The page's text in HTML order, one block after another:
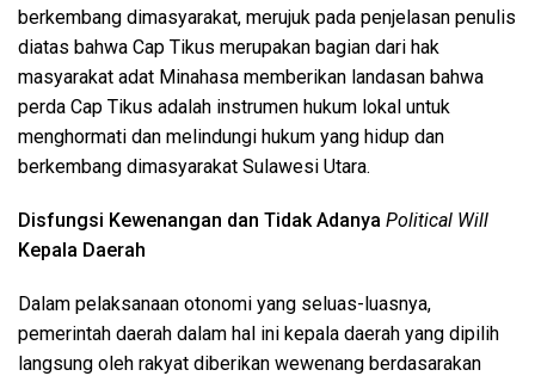
berkembang dimasyarakat, merujuk pada penjelasan penulis
diatas bahwa Cap Tikus merupakan bagian dari hak
masyarakat adat Minahasa memberikan landasan bahwa
perda Cap Tikus adalah instrumen hukum lokal untuk
menghormati dan melindungi hukum yang hidup dan
berkembang dimasyarakat Sulawesi Utara.
Disfungsi Kewenangan dan Tidak Adanya Political Will
Kepala Daerah
Dalam pelaksanaan otonomi yang seluas-luasnya,
pemerintah daerah dalam hal ini kepala daerah yang dipilih
langsung oleh rakyat diberikan wewenang berdasarakan